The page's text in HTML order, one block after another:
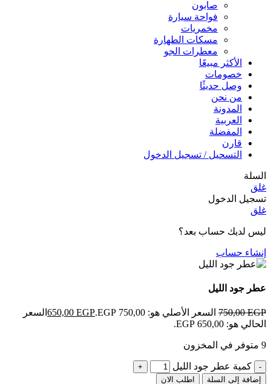
صابون
فواحة سيارة
مخمريات
مسكات الطهارة
معطرات الجو
الأكثر مبيعًا
خصومات
وصل حديثًا
من نحن
المدونة
العربية
المفضلة
قارن
التسحيل / تسجيل الدخول
السلة
غلق
تسجيل الدخول
غلق
ليس لديك حساب بعد؟
إنشاء حساب
عطر جود الليل
750,00EGP السعر الأصلي هو: 750,00 EGP. 650,00 EGP
السعر
الحالي هو: 650,00 EGP.
9 متوفر في المخزون
كمية عطر جود الليل
إضافة إلى السلة اطلب الان